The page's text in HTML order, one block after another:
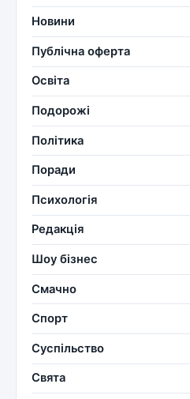
Новини
Публічна оферта
Освіта
Подорожі
Політика
Поради
Психологія
Редакція
Шоу бізнес
Смачно
Спорт
Суспільство
Свята